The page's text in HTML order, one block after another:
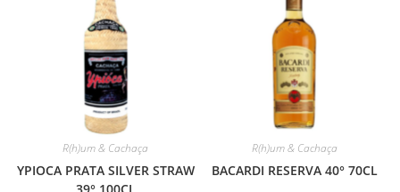
R(h)um & Cachaça
YPIOCA PRATA SILVER STRAW
R(h)um & Cachaça
BACARDI RESERVA 40° 70CL